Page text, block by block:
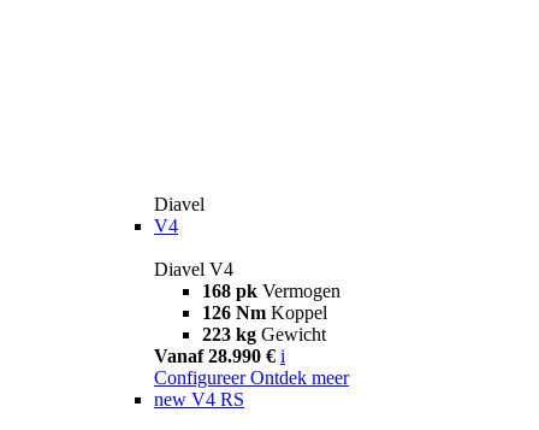
Diavel
V4
Diavel V4
168 pk Vermogen
126 Nm Koppel
223 kg Gewicht
Vanaf 28.990 € i
Configureer Ontdek meer
new V4 RS